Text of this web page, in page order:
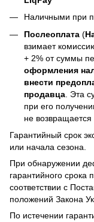
Наличными при
Послеоплата (
взимает
+ 2% от суммы
оформления
внести
продавца . Эта
при его
не возвращается
Гарантийный срок
или начала сезона.
При обнаружении
гарантийного срока
соответствии с
положений Закона
По истечении